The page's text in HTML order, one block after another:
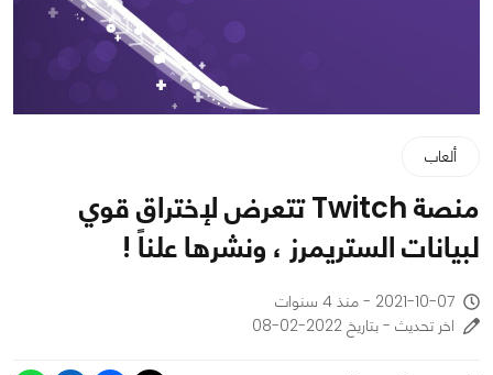
ألعاب
منصة Twitch تتعرض لإختراق قوي
لبيانات الستريمرز ، ونشرها علناً !
2021-10-07 - منذ 4 سنوات
اخر تحديث - بتاريخ 2022-02-08